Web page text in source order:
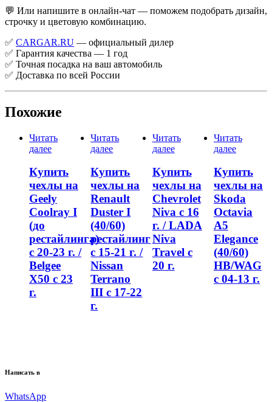
💬 Или напишите в онлайн-чат — поможем подобрать дизайн,
строчку и цветовую комбинацию.
✅ CARGAR.RU — официальный дилер
✅ Гарантия качества — 1 год
✅ Точная посадка на ваш автомобиль
✅ Доставка по всей России
Похожие
Читать
далее
Купить
чехлы на
Geely
Coolray I
(до
рестайлинга)
с 20-23 г. /
Belgee
X50 с 23
г.
Читать
далее
Купить
чехлы на
Renault
Duster I
(40/60)
рестайлинг
с 15-21 г. /
Nissan
Terrano
III с 17-22
г.
Читать
далее
Купить
чехлы на
Chevrolet
Niva с 16
г. / LADA
Niva
Travel с
20 г.
Читать
далее
Купить
чехлы на
Skoda
Octavia
A5
Elegance
(40/60)
HB/WAG
с 04-13 г.
Написать в
WhatsApp